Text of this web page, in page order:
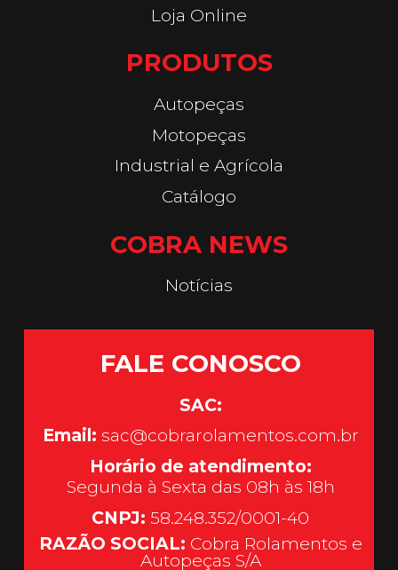
Loja Online
PRODUTOS
Autopeças
Motopeças
Industrial e Agrícola
Catálogo
COBRA NEWS
Notícias
FALE CONOSCO
SAC:
Email: sac@cobrarolamentos.com.br
Horário de atendimento:
Segunda à Sexta das 08h às 18h
CNPJ: 58.248.352/0001-40
RAZÃO SOCIAL: Cobra Rolamentos e
Autopeças S/A